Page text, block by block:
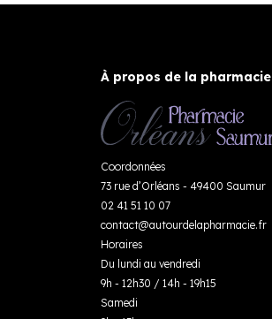
À propos de la pharmacie
Coordonnées
73 rue d’Orléans - 49400 Saumur
02 41 51 10 07
contact@autourdelapharmacie.fr
Horaires
Du lundi au vendredi
9h - 12h30 / 14h - 19h15
Samedi